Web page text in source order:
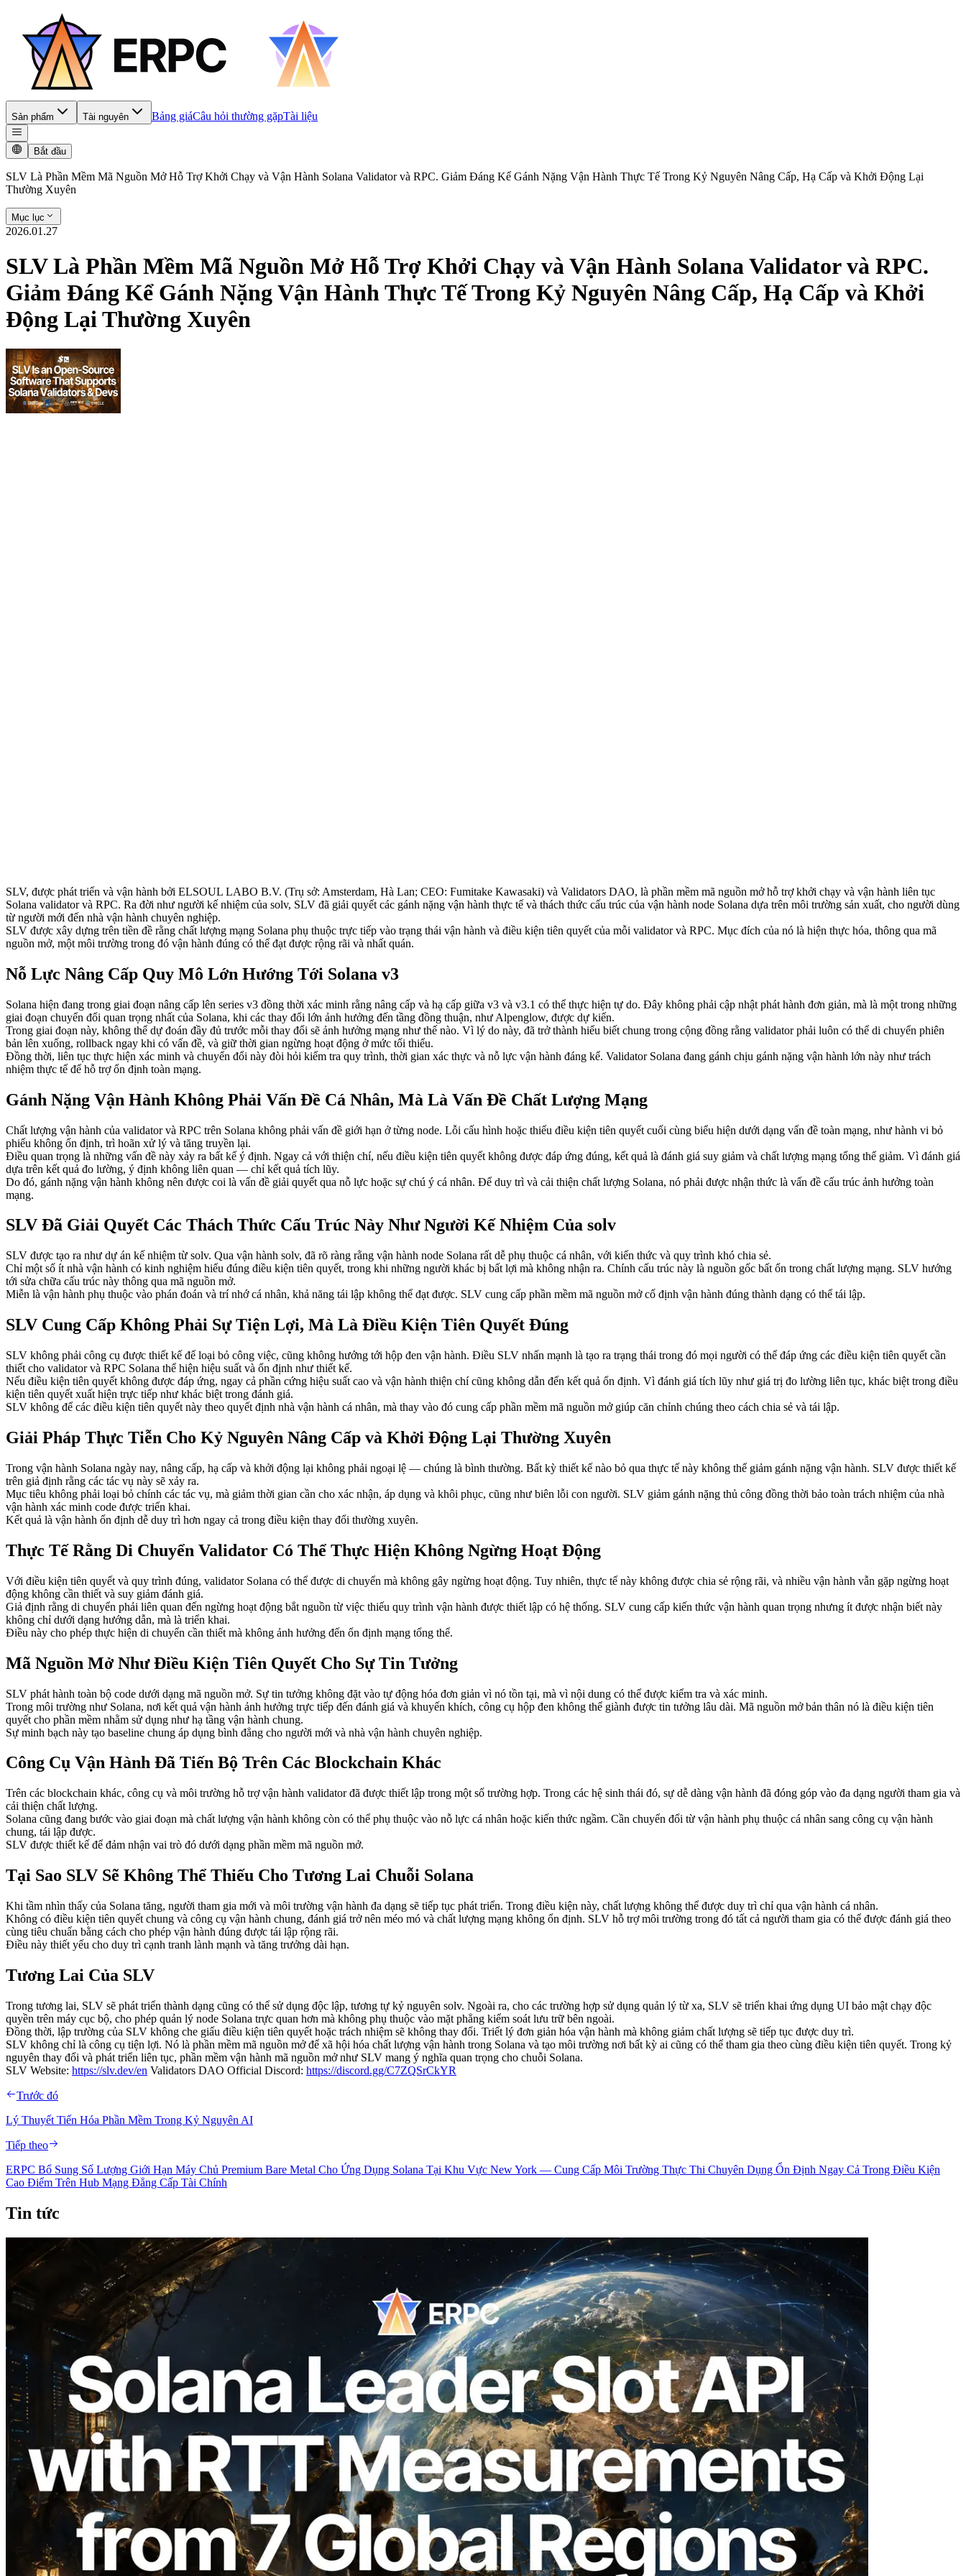
Sản phẩm Tài nguyên Bảng giáCâu hỏi thường gặpTài liệu
Bắt đầu
SLV Là Phần Mềm Mã Nguồn Mở Hỗ Trợ Khởi Chạy và Vận Hành Solana Validator và RPC. Giảm Đáng Kể Gánh Nặng Vận Hành Thực Tế Trong Kỷ Nguyên Nâng Cấp, Hạ Cấp và Khởi Động Lại
Thường Xuyên
Mục lục
2026.01.27
SLV Là Phần Mềm Mã Nguồn Mở Hỗ Trợ Khởi Chạy và Vận Hành Solana Validator và RPC.
Giảm Đáng Kể Gánh Nặng Vận Hành Thực Tế Trong Kỷ Nguyên Nâng Cấp, Hạ Cấp và Khởi
Động Lại Thường Xuyên
SLV, được phát triển và vận hành bởi ELSOUL LABO B.V. (Trụ sở: Amsterdam, Hà Lan; CEO: Fumitake Kawasaki) và Validators DAO, là phần mềm mã nguồn mở hỗ trợ khởi chạy và vận hành liên tục
Solana validator và RPC. Ra đời như người kế nhiệm của solv, SLV đã giải quyết các gánh nặng vận hành thực tế và thách thức cấu trúc của vận hành node Solana dựa trên môi trường sản xuất, cho người dùng
từ người mới đến nhà vận hành chuyên nghiệp.
SLV được xây dựng trên tiền đề rằng chất lượng mạng Solana phụ thuộc trực tiếp vào trạng thái vận hành và điều kiện tiên quyết của mỗi validator và RPC. Mục đích của nó là hiện thực hóa, thông qua mã
nguồn mở, một môi trường trong đó vận hành đúng có thể đạt được rộng rãi và nhất quán.
Nỗ Lực Nâng Cấp Quy Mô Lớn Hướng Tới Solana v3
Solana hiện đang trong giai đoạn nâng cấp lên series v3 đồng thời xác minh rằng nâng cấp và hạ cấp giữa v3 và v3.1 có thể thực hiện tự do. Đây không phải cập nhật phát hành đơn giản, mà là một trong những
giai đoạn chuyển đổi quan trọng nhất của Solana, khi các thay đổi lớn ảnh hưởng đến tầng đồng thuận, như Alpenglow, được dự kiến.
Trong giai đoạn này, không thể dự đoán đầy đủ trước mỗi thay đổi sẽ ảnh hưởng mạng như thế nào. Vì lý do này, đã trở thành hiểu biết chung trong cộng đồng rằng validator phải luôn có thể di chuyển phiên
bản lên xuống, rollback ngay khi có vấn đề, và giữ thời gian ngừng hoạt động ở mức tối thiểu.
Đồng thời, liên tục thực hiện xác minh và chuyển đổi này đòi hỏi kiểm tra quy trình, thời gian xác thực và nỗ lực vận hành đáng kể. Validator Solana đang gánh chịu gánh nặng vận hành lớn này như trách
nhiệm thực tế để hỗ trợ ổn định toàn mạng.
Gánh Nặng Vận Hành Không Phải Vấn Đề Cá Nhân, Mà Là Vấn Đề Chất Lượng Mạng
Chất lượng vận hành của validator và RPC trên Solana không phải vấn đề giới hạn ở từng node. Lỗi cấu hình hoặc thiếu điều kiện tiên quyết cuối cùng biểu hiện dưới dạng vấn đề toàn mạng, như hành vi bỏ
phiếu không ổn định, trì hoãn xử lý và tăng truyền lại.
Điều quan trọng là những vấn đề này xảy ra bất kể ý định. Ngay cả với thiện chí, nếu điều kiện tiên quyết không được đáp ứng đúng, kết quả là đánh giá suy giảm và chất lượng mạng tổng thể giảm. Vì đánh giá
dựa trên kết quả đo lường, ý định không liên quan — chỉ kết quả tích lũy.
Do đó, gánh nặng vận hành không nên được coi là vấn đề giải quyết qua nỗ lực hoặc sự chú ý cá nhân. Để duy trì và cải thiện chất lượng Solana, nó phải được nhận thức là vấn đề cấu trúc ảnh hưởng toàn
mạng.
SLV Đã Giải Quyết Các Thách Thức Cấu Trúc Này Như Người Kế Nhiệm Của solv
SLV được tạo ra như dự án kế nhiệm từ solv. Qua vận hành solv, đã rõ ràng rằng vận hành node Solana rất dễ phụ thuộc cá nhân, với kiến thức và quy trình khó chia sẻ.
Chỉ một số ít nhà vận hành có kinh nghiệm hiểu đúng điều kiện tiên quyết, trong khi những người khác bị bất lợi mà không nhận ra. Chính cấu trúc này là nguồn gốc bất ổn trong chất lượng mạng. SLV hướng
tới sửa chữa cấu trúc này thông qua mã nguồn mở.
Miễn là vận hành phụ thuộc vào phán đoán và trí nhớ cá nhân, khả năng tái lập không thể đạt được. SLV cung cấp phần mềm mã nguồn mở cố định vận hành đúng thành dạng có thể tái lập.
SLV Cung Cấp Không Phải Sự Tiện Lợi, Mà Là Điều Kiện Tiên Quyết Đúng
SLV không phải công cụ được thiết kế để loại bỏ công việc, cũng không hướng tới hộp đen vận hành. Điều SLV nhấn mạnh là tạo ra trạng thái trong đó mọi người có thể đáp ứng các điều kiện tiên quyết cần
thiết cho validator và RPC Solana thể hiện hiệu suất và ổn định như thiết kế.
Nếu điều kiện tiên quyết không được đáp ứng, ngay cả phần cứng hiệu suất cao và vận hành thiện chí cũng không dẫn đến kết quả ổn định. Vì đánh giá tích lũy như giá trị đo lường liên tục, khác biệt trong điều
kiện tiên quyết xuất hiện trực tiếp như khác biệt trong đánh giá.
SLV không để các điều kiện tiên quyết này theo quyết định nhà vận hành cá nhân, mà thay vào đó cung cấp phần mềm mã nguồn mở giúp căn chỉnh chúng theo cách chia sẻ và tái lập.
Giải Pháp Thực Tiễn Cho Kỷ Nguyên Nâng Cấp và Khởi Động Lại Thường Xuyên
Trong vận hành Solana ngày nay, nâng cấp, hạ cấp và khởi động lại không phải ngoại lệ — chúng là bình thường. Bất kỳ thiết kế nào bỏ qua thực tế này không thể giảm gánh nặng vận hành. SLV được thiết kế
trên giả định rằng các tác vụ này sẽ xảy ra.
Mục tiêu không phải loại bỏ chính các tác vụ, mà giảm thời gian cần cho xác nhận, áp dụng và khôi phục, cũng như biên lỗi con người. SLV giảm gánh nặng thủ công đồng thời bảo toàn trách nhiệm của nhà
vận hành xác minh code được triển khai.
Kết quả là vận hành ổn định dễ duy trì hơn ngay cả trong điều kiện thay đổi thường xuyên.
Thực Tế Rằng Di Chuyển Validator Có Thể Thực Hiện Không Ngừng Hoạt Động
Với điều kiện tiên quyết và quy trình đúng, validator Solana có thể được di chuyển mà không gây ngừng hoạt động. Tuy nhiên, thực tế này không được chia sẻ rộng rãi, và nhiều vận hành vẫn gặp ngừng hoạt
động không cần thiết và suy giảm đánh giá.
Giả định rằng di chuyển phải liên quan đến ngừng hoạt động bắt nguồn từ việc thiếu quy trình vận hành được thiết lập có hệ thống. SLV cung cấp kiến thức vận hành quan trọng nhưng ít được nhận biết này
không chỉ dưới dạng hướng dẫn, mà là triển khai.
Điều này cho phép thực hiện di chuyển cần thiết mà không ảnh hưởng đến ổn định mạng tổng thể.
Mã Nguồn Mở Như Điều Kiện Tiên Quyết Cho Sự Tin Tưởng
SLV phát hành toàn bộ code dưới dạng mã nguồn mở. Sự tin tưởng không đặt vào tự động hóa đơn giản vì nó tồn tại, mà vì nội dung có thể được kiểm tra và xác minh.
Trong môi trường như Solana, nơi kết quả vận hành ảnh hưởng trực tiếp đến đánh giá và khuyến khích, công cụ hộp đen không thể giành được tin tưởng lâu dài. Mã nguồn mở bản thân nó là điều kiện tiên
quyết cho phần mềm nhằm sử dụng như hạ tầng vận hành chung.
Sự minh bạch này tạo baseline chung áp dụng bình đẳng cho người mới và nhà vận hành chuyên nghiệp.
Công Cụ Vận Hành Đã Tiến Bộ Trên Các Blockchain Khác
Trên các blockchain khác, công cụ và môi trường hỗ trợ vận hành validator đã được thiết lập trong một số trường hợp. Trong các hệ sinh thái đó, sự dễ dàng vận hành đã đóng góp vào đa dạng người tham gia và
cải thiện chất lượng.
Solana cũng đang bước vào giai đoạn mà chất lượng vận hành không còn có thể phụ thuộc vào nỗ lực cá nhân hoặc kiến thức ngầm. Cần chuyển đổi từ vận hành phụ thuộc cá nhân sang công cụ vận hành
chung, tái lập được.
SLV được thiết kế để đảm nhận vai trò đó dưới dạng phần mềm mã nguồn mở.
Tại Sao SLV Sẽ Không Thể Thiếu Cho Tương Lai Chuỗi Solana
Khi tầm nhìn thấy của Solana tăng, người tham gia mới và môi trường vận hành đa dạng sẽ tiếp tục phát triển. Trong điều kiện này, chất lượng không thể được duy trì chỉ qua vận hành cá nhân.
Không có điều kiện tiên quyết chung và công cụ vận hành chung, đánh giá trở nên méo mó và chất lượng mạng không ổn định. SLV hỗ trợ môi trường trong đó tất cả người tham gia có thể được đánh giá theo
cùng tiêu chuẩn bằng cách cho phép vận hành đúng được tái lập rộng rãi.
Điều này thiết yếu cho duy trì cạnh tranh lành mạnh và tăng trưởng dài hạn.
Tương Lai Của SLV
Trong tương lai, SLV sẽ phát triển thành dạng cũng có thể sử dụng độc lập, tương tự kỷ nguyên solv. Ngoài ra, cho các trường hợp sử dụng quản lý từ xa, SLV sẽ triển khai ứng dụng UI bảo mật chạy độc
quyền trên máy cục bộ, cho phép quản lý node Solana trực quan hơn mà không phụ thuộc vào mặt phẳng kiểm soát lưu trữ bên ngoài.
Đồng thời, lập trường của SLV không che giấu điều kiện tiên quyết hoặc trách nhiệm sẽ không thay đổi. Triết lý đơn giản hóa vận hành mà không giảm chất lượng sẽ tiếp tục được duy trì.
SLV không chỉ là công cụ tiện lợi. Nó là phần mềm mã nguồn mở để xã hội hóa chất lượng vận hành trong Solana và tạo môi trường nơi bất kỳ ai cũng có thể tham gia theo cùng điều kiện tiên quyết. Trong kỷ
nguyên thay đổi và phát triển liên tục, phần mềm vận hành mã nguồn mở như SLV mang ý nghĩa quan trọng cho chuỗi Solana.
SLV Website: https://slv.dev/en Validators DAO Official Discord: https://discord.gg/C7ZQSrCkYR
Trước đó
Lý Thuyết Tiến Hóa Phần Mềm Trong Kỷ Nguyên AI
Tiếp theo
ERPC Bổ Sung Số Lượng Giới Hạn Máy Chủ Premium Bare Metal Cho Ứng Dụng Solana Tại Khu Vực New York — Cung Cấp Môi Trường Thực Thi Chuyên Dụng Ổn Định Ngay Cả Trong Điều Kiện
Cao Điểm Trên Hub Mạng Đẳng Cấp Tài Chính
Tin tức